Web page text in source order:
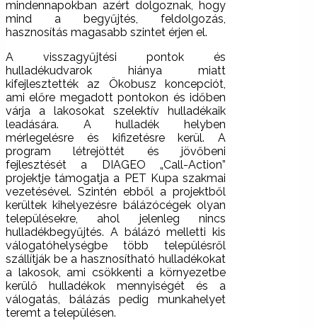
mindennapokban azért dolgoznak, hogy
mind a begyűjtés, feldolgozás,
hasznosítás magasabb szintet érjen el.
A visszagyűjtési pontok és
hulladékudvarok hiánya miatt
kifejlesztették az Ökobusz koncepciót,
ami előre megadott pontokon és időben
várja a lakosokat szelektív hulladékaik
leadására. A hulladék helyben
mérlegelésre és kifizetésre kerül. A
program létrejöttét és jövőbeni
fejlesztését a DIAGEO „Call-Action”
projektje támogatja a PET Kupa szakmai
vezetésével. Szintén ebből a projektből
kerültek kihelyezésre bálázócégek olyan
településekre, ahol jelenleg nincs
hulladékbegyűjtés. A bálázó melletti kis
válogatóhelységbe több településről
szállítják be a hasznosítható hulladékokat
a lakosok, ami csökkenti a környezetbe
kerülő hulladékok mennyiségét és a
válogatás, bálázás pedig munkahelyet
teremt a településen.